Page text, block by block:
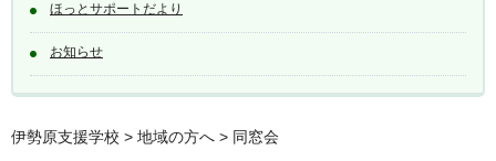
ほっとサポートだより
お知らせ
伊勢原支援学校 > 地域の方へ > 同窓会